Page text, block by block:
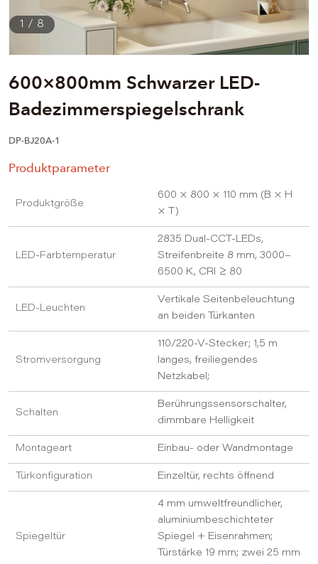
600×800mm Schwarzer LED-
Badezimmerspiegelschrank
DP-BJ20A-1
Produktparameter
Produktgröße
600 × 800 × 110 mm (B × H
× T)
LED-Farbtemperatur
2835 Dual-CCT-LEDs,
Streifenbreite 8 mm, 3000–
6500 K, CRI ≥ 80
LED-Leuchten
Vertikale Seitenbeleuchtung
an beiden Türkanten
Stromversorgung
110/220-V-Stecker; 1,5 m
langes, freiliegendes
Netzkabel;
Schalten
Berührungssensorschalter,
dimmbare Helligkeit
Montageart Einbau- oder Wandmontage
Türkonfiguration Einzeltür, rechts öffnend
Spiegeltür
4 mm umweltfreundlicher,
aluminiumbeschichteter
Spiegel + Eisenrahmen;
Türstärke 19 mm; zwei 25 mm
1 / 8